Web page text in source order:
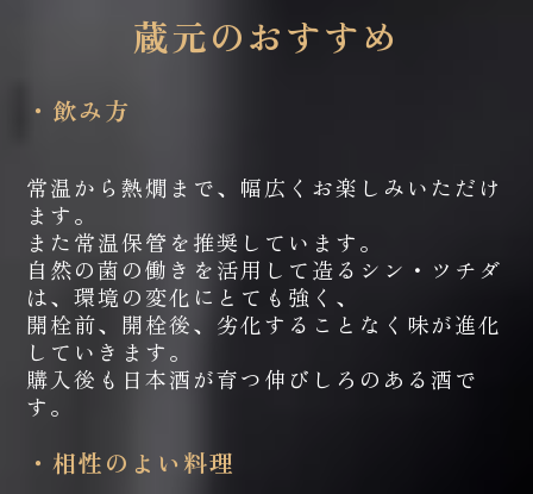
蔵元のおすすめ
・飲み方
常温から熱燗まで、幅広くお楽しみいただけ
ます。
また常温保管を推奨しています。
自然の菌の働きを活用して造るシン・ツチダ
は、環境の変化にとても強く、
開栓前、開栓後、劣化することなく味が進化
していきます。
購入後も日本酒が育つ伸びしろのある酒で
す。
・相性のよい料理